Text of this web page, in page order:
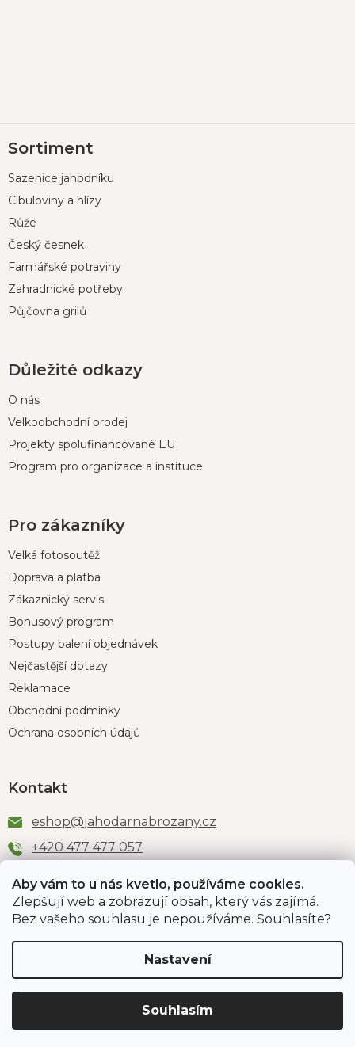
Aby vám to u nás kvetlo, používáme cookies.
Zlepšují web a zobrazují obsah, který vás zajímá.
Bez vašeho souhlasu je nepoužíváme. Souhlasíte?
Nastavení
Souhlasím
á
a
Sortiment
Sazenice jahodníku
Cibuloviny a hlízy
Růže
Český česnek
Farmářské potraviny
Zahradnické potřeby
Půjčovna grilů
Důležité odkazy
O nás
Velkoobchodní prodej
Projekty spolufinancované EU
Program pro organizace a instituce
Pro zákazníky
Velká fotosoutěž
Doprava a platba
Zákaznický servis
Bonusový program
Postupy balení objednávek
Nejčastější dotazy
Reklamace
Obchodní podmínky
Ochrana osobních údajů
Kontakt
eshop@jahodarnabrozany.cz
+420 477 477 057
Odběr newsletteru
PŘIHLÁSIT SE